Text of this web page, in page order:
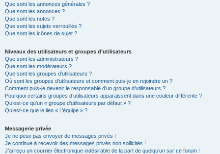
Que sont les annonces générales ?
Que sont les annonces ?
Que sont les notes ?
Que sont les sujets verrouillés ?
Que sont les icônes de sujet ?
Niveaux des utilisateurs et groupes d’utilisateurs
Que sont les administrateurs ?
Que sont les modérateurs ?
Que sont les groupes d’utilisateurs ?
Où sont les groupes d’utilisateurs et comment puis-je en rejoindre un ?
Comment puis-je devenir le responsable d’un groupe d’utilisateurs ?
Pourquoi certains groupes d’utilisateurs apparaissent dans une couleur différente ?
Qu’est-ce qu’un « groupe d’utilisateurs par défaut » ?
Qu’est-ce que le lien « L’équipe » ?
Messagerie privée
Je ne peux pas envoyer de messages privés !
Je continue à recevoir des messages privés non sollicités !
J’ai reçu un courrier électronique indésirable de la part de quelqu’un sur ce forum !